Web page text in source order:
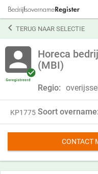
TERUG NAAR SELECTIE
Horeca
(MBI)
Regio:
KP1775 Soort overname:
CONTACT